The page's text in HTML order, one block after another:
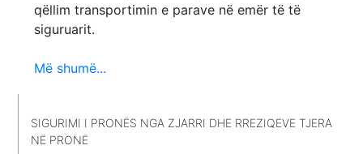
qëllim transportimin e parave në emër të të
siguruarit.
Më shumë...
SIGURIMI I PRONËS NGA ZJARRI DHE RREZIQEVE TJERA
NË PRONË